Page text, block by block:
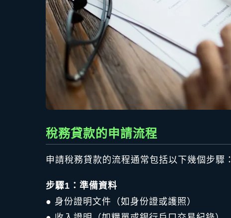
稅務貸款的申請流程
申請稅務貸款的流程通常包括以下幾個步驟：
步驟1：準備資料
● 身份證明文件（如身份證或護照）